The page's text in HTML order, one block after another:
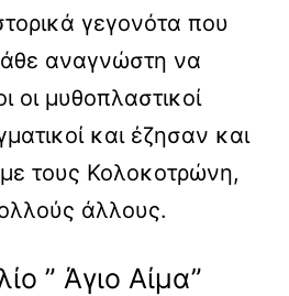
γεγονότα που
αναγνώστη να
οι μυθοπλαστικοί
και έζησαν και
τους Κολοκοτρώνη,
άλλους.
” Άγιο Αίμα”